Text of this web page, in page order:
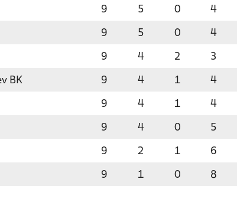
9 5 0 4
9 5 0 4
9 4 2 3
BK 9 4 1 4
9 4 1 4
9 4 0 5
9 2 1 6
9 1 0 8